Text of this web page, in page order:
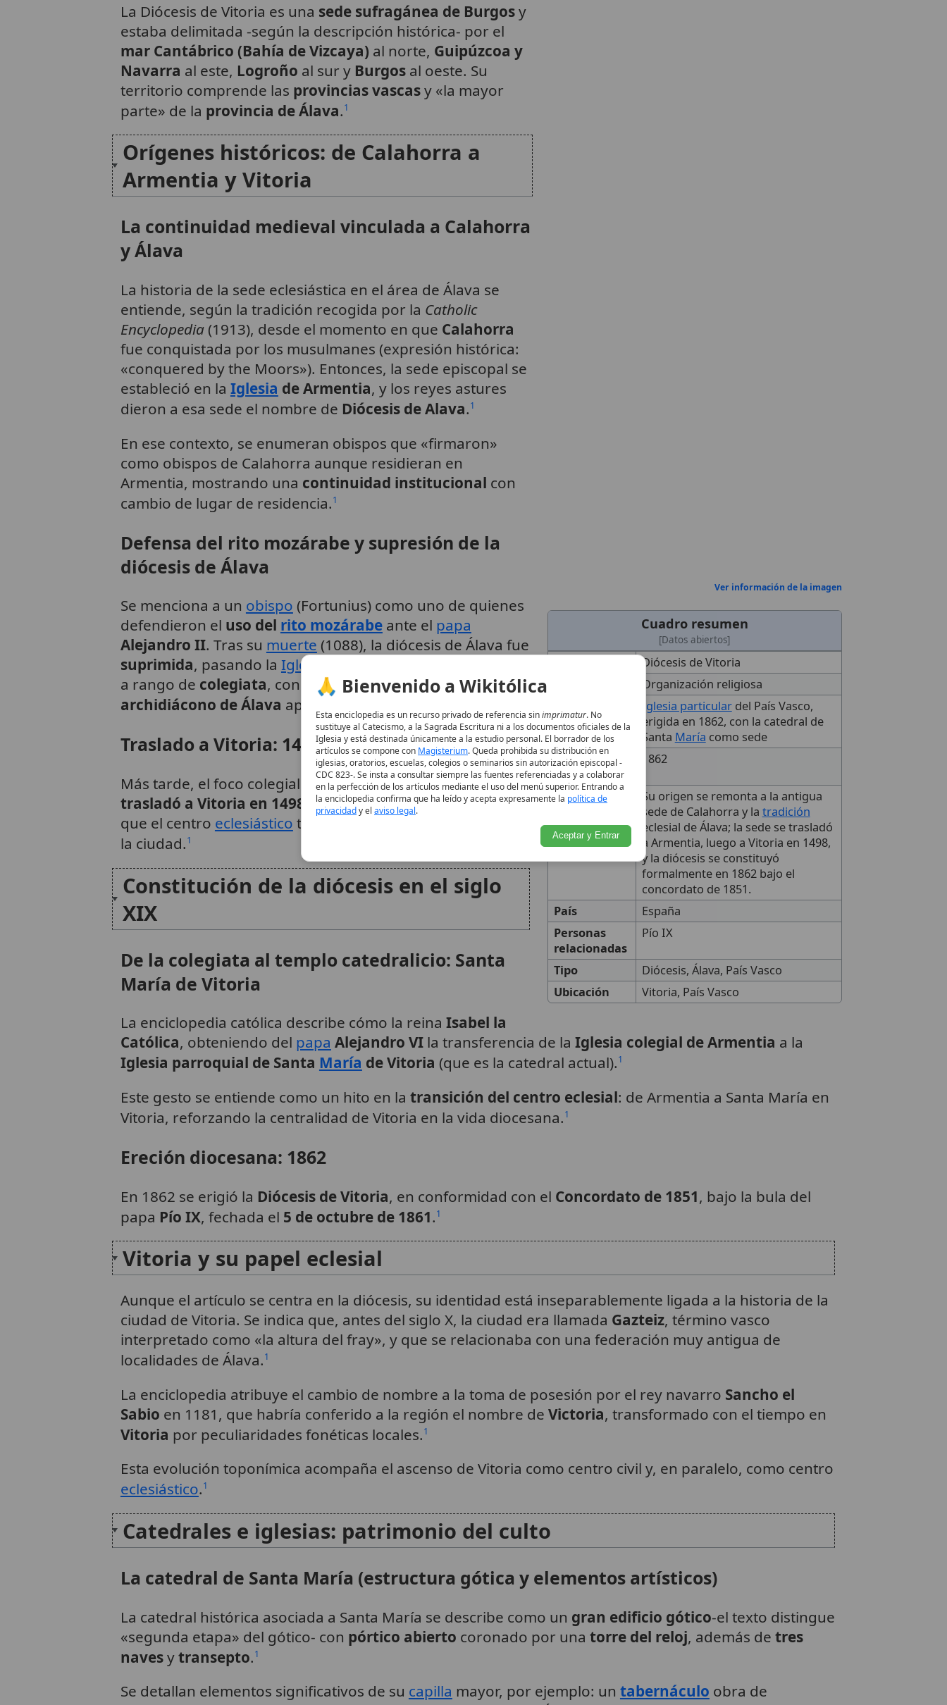
Ver información de la imagen
Cuadro resumen
[Datos abiertos]
Diócesis de Vitoria
Organización religiosa
Iglesia particulardel País Vasco,
erigida en 1862, con la catedral de
Santa María como sede
Fecha de
Fundación
1862
Historia
Su origen se remonta a la antigua
sede de Calahorra y la tradición
eclesial de Álava; la sede se trasladó
a Armentia, luego a Vitoria en 1498,
y la diócesis se constituyó
formalmente en 1862 bajo el
concordato de 1851.
País
España
Personas
relacionadas
Pío IX
Tipo
Diócesis, Álava, País Vasco
Ubicación
Vitoria, País Vasco
La Diócesis de Vitoria es una sede sufragánea de Burgosy
estaba delimitada -según la descripción histórica- por el
mar Cantábrico (Bahía de Vizcaya) al norte, Guipúzcoa y
Navarra al este, Logroño al sur y Burgosal oeste. Su
territorio comprende las provincias vascasy «la mayor
parte» de la provincia de Álava.1
Orígenes históricos: de Calahorra a
Armentia y Vitoria
La continuidad medieval vinculada a Calahorra
y Álava
La historia de la sede eclesiástica en el área de Álava se
entiende, según la tradición recogida por la Catholic
Encyclopedia(1913), desde el momento en que Calahorra
fue conquistada por los musulmanes (expresión histórica:
«conquered by the Moors»). Entonces, la sede episcopal se
estableció en la Iglesia de Armentia, y los reyes astures
dieron a esa sede el nombre de Diócesis de Alava.1
En ese contexto, se enumeran obispos que «firmaron»
como obispos de Calahorra aunque residieran en
Armentia, mostrando una continuidad institucional con
cambio de lugar de residencia.1
Defensa del rito mozárabe y supresión de la
diócesis de Álava
Se menciona a un obispo (Fortunius) como uno de quienes
defendieron el uso del rito mozárabeante el papa
Alejandro II. Tras su muerte (1088), la diócesis de Álava fue
suprimida, pasando la Iglesia
a rango de colegiata, con canónigos y dignidades; el
archidiácono de Álava aparece como figura principal.
Traslado a Vitoria: 1498
Más tarde, el foco colegial vinculado a Armentiase
trasladó a Vitoria en 1498
, preparando el terreno para
que el centro eclesiástico terminara quedando asociado a
la ciudad.1
Constitución de la diócesis en el siglo
XIX
De la colegiata al templo catedralicio: Santa
María de Vitoria
La enciclopedia católica describe cómo la reina Isabel la
Católica, obteniendo del papa Alejandro VIla transferencia de la Iglesia colegial de Armentia a la
Iglesia parroquial de Santa María de Vitoria (que es la catedral actual).1
Este gesto se entiende como un hito en la transición del centro eclesial: de Armentia a Santa María en
Vitoria, reforzando la centralidad de Vitoria en la vida diocesana.1
Ereción diocesana: 1862
En 1862 se erigió la Diócesis de Vitoria, en conformidad con el Concordato de 1851, bajo la bula del
papa Pío IX, fechada el 5 de octubre de 1861.1
Vitoria y su papel eclesial
Aunque el artículo se centra en la diócesis, su identidad está inseparablemente ligada a la historia de la
ciudad de Vitoria. Se indica que, antes del siglo X, la ciudad era llamada Gazteiz, término vasco
interpretado como «la altura del fray», y que se relacionaba con una federación muy antigua de
localidades de Álava.1
La enciclopedia atribuye el cambio de nombre a la toma de posesión por el rey navarro Sancho el
Sabio en 1181, que habría conferido a la región el nombre de Victoria, transformado con el tiempo en
Vitoria por peculiaridades fonéticas locales.1
Esta evolución toponímica acompaña el ascenso de Vitoria como centro civil y, en paralelo, como centro
eclesiástico.1
Catedrales e iglesias: patrimonio del culto
La catedral de Santa María (estructura gótica y elementos artísticos)
La catedral histórica asociada a Santa María se describe como un gran edificio gótico-el texto distingue
«segunda etapa» del gótico- con pórtico abierto coronado por una torre del reloj, además de tres
navesytransepto.1
Se detallan elementos significativos de su capilla mayor, por ejemplo: un tabernáculo obra de
🙏 Bienvenido a Wikitólica
Esta enciclopedia es un recurso privado de referencia sinimprimatur. No
sustituye al Catecismo, a la Sagrada Escritura ni a los documentos oficiales de la
Iglesia y está destinada únicamente a la estudio personal. El borrador de los
artículos se compone con Magisterium. Queda prohibida su distribución en
iglesias, oratorios, escuelas, colegios o seminarios sin autorización episcopal -
CDC 823-. Se insta a consultar siempre las fuentes referenciadas y a colaborar
en la perfección de los artículos mediante el uso del menú superior. Entrando a
la enciclopedia confirma que ha leído y acepta expresamente la política de
privacidady el aviso legal.
Aceptar y Entrar